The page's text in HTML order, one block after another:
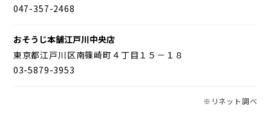
047-357-2468
おそうじ本舗江戸川中央店
東京都江戸川区南篠崎町４丁目１５－１８
03-5879-3953
※リネット調べ